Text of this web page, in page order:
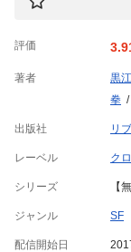
評価
著者 黒
拳
出版社 リ
レーベル ク
シリーズ 【
ジャンル SF
配信開始日